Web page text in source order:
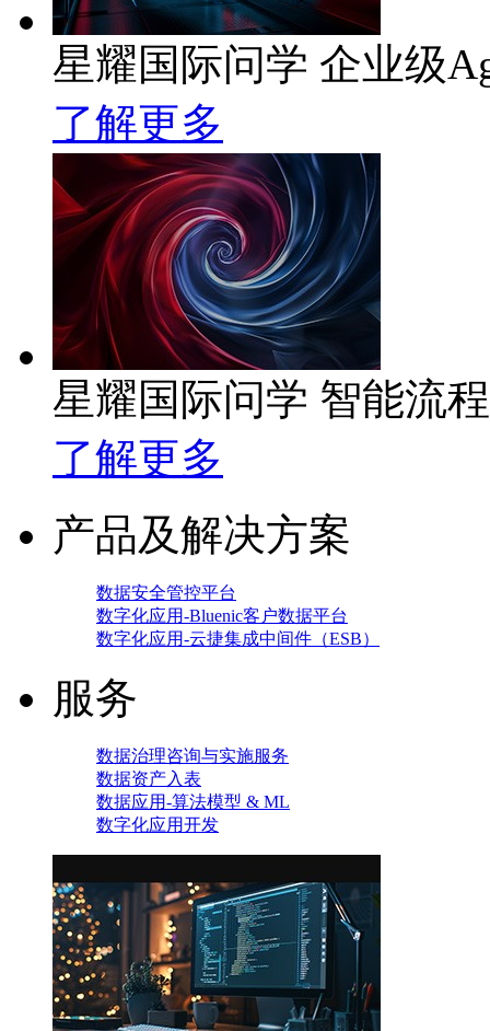
星耀国际问学 企业级
了解更多
星耀国际问学 智能流
了解更多
产品及解决方案
数据安全管控平台
数字化应用-Bluenic客户数据平台
数字化应用-云捷集成中间件（ESB）
服务
数据治理咨询与实施服务
数据资产入表
数据应用-算法模型 & ML
数字化应用开发